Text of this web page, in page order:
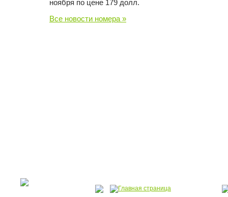
ноября по цене 179 долл.
Все новости номера »